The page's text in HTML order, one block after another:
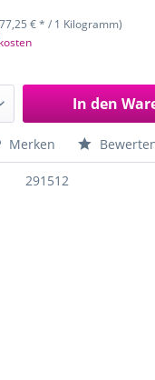
€ * / 1 Kilogramm)
In den
Merken
291512